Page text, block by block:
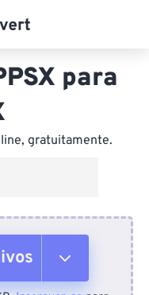
para
line, gratuitamente.